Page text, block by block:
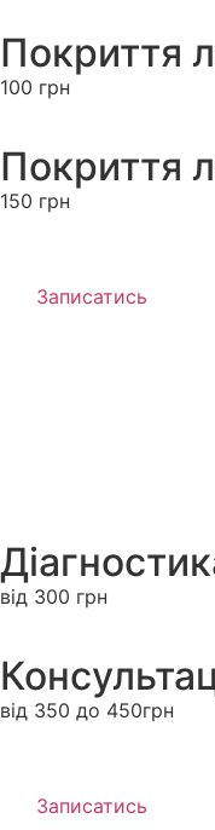
Покриття
100 грн
Покриття
150 грн
Записатись
від 300 грн
від 350 до 450грн
Записатись